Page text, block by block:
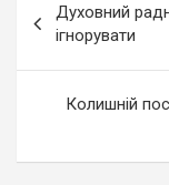
по
записям
Духовний
ігнорувати
Колишній